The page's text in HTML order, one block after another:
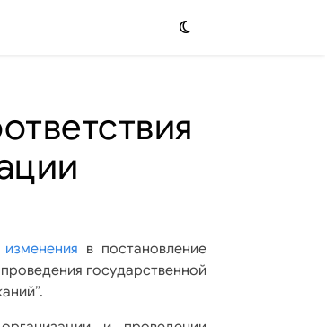
в постановление
государственной